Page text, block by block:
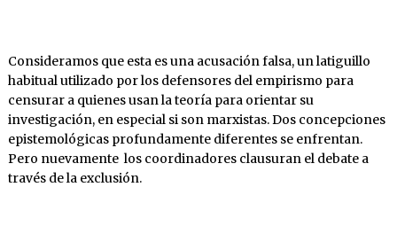
Consideramos que esta es una acusación falsa, un latiguillo
habitual utilizado por los defensores del empirismo para
censurar a quienes usan la teoría para orientar su
investigación, en especial si son marxistas. Dos concepciones
epistemológicas profundamente diferentes se enfrentan.
Pero nuevamente los coordinadores clausuran el debate a
través de la exclusión.